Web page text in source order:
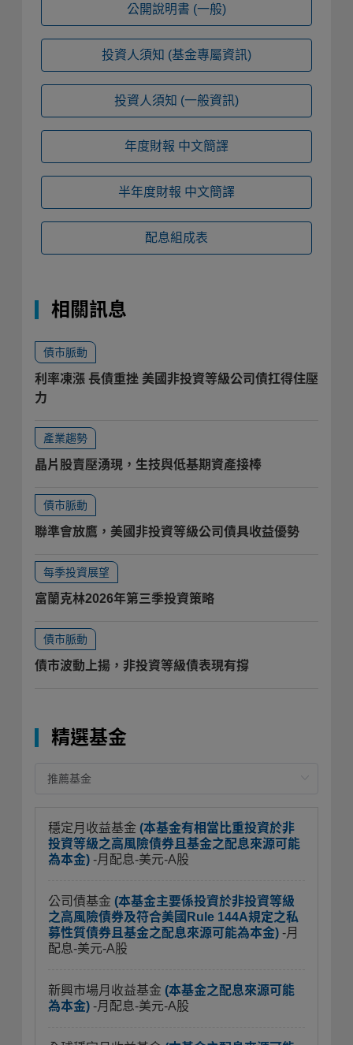
公開說明書 (一般)
投資人須知 (基金專屬資訊)
投資人須知 (一般資訊)
年度財報 中文簡譯
半年度財報 中文簡譯
配息組成表
相關訊息
債市脈動
利率凍漲 長債重挫 美國非投資等級公司債扛得住壓
力
產業趨勢
晶片股賣壓湧現，生技與低基期資產接棒
債市脈動
聯準會放鷹，美國非投資等級公司債具收益優勢
每季投資展望
富蘭克林2026年第三季投資策略
債市脈動
債市波動上揚，非投資等級債表現有撐
精選基金
穩定月收益基金 (本基金有相當比重投資於非
投資等級之高風險債券且基金之配息來源可能
為本金) -月配息-美元-A股
公司債基金 (本基金主要係投資於非投資等級
之高風險債券及符合美國Rule 144A規定之私
募性質債券且基金之配息來源可能為本金) -月
配息-美元-A股
新興市場月收益基金 (本基金之配息來源可能
為本金) -月配息-美元-A股